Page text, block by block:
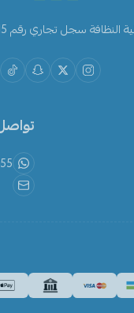
النظافة سجل تجاري رقم 1010609415